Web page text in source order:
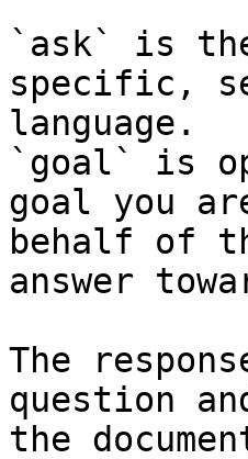
`ask` is
specific,
language.
`goal` is
goal you
behalf of
answer
The
question
the